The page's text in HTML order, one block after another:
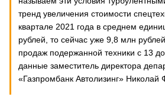
тренд увеличения стоимости
квартале 2021 года в среднем
рублей, то сейчас уже 9,8 млн
продаж подержанной техники с 13
данные заместитель директора
«Газпромбанк Автолизинг» Николай